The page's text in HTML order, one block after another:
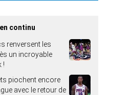
continu
renversent les
un incroyable
!
piochent encore
avec le retour de